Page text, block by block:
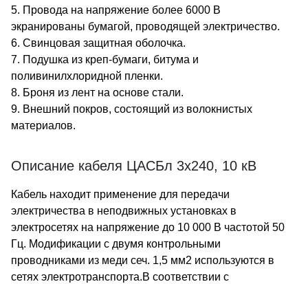
5. Провода на напряжение более 6000 В
экранированы бумагой, проводящей электричество.
6. Свинцовая защитная оболочка.
7. Подушка из креп-бумаги, битума и
поливинилхлоридной пленки.
8. Броня из лент на основе стали.
9. Внешний покров, состоящий из волокнистых
материалов.
Описание кабеля ЦАСБл 3х240, 10 кВ
Кабель находит применение для передачи
электричества в неподвижных установках в
электросетях на напряжение до 10 000 В частотой 50
Гц. Модификации с двумя контрольными
проводниками из меди сеч. 1,5 мм2 используются в
сетях электротранспорта.В соответствии с